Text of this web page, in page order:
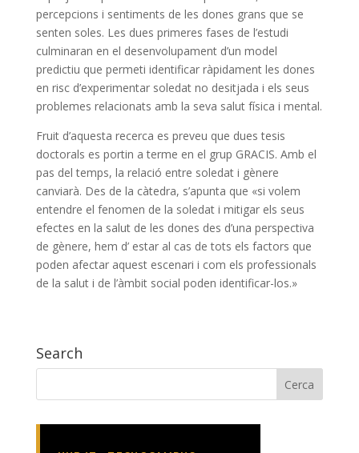
percepcions i sentiments de les dones grans que se
senten soles. Les dues primeres fases de l’estudi
culminaran en el desenvolupament d’un model
predictiu que permeti identificar ràpidament les dones
en risc d’experimentar soledat no desitjada i els seus
problemes relacionats amb la seva salut física i mental.
Fruit d’aquesta recerca es preveu que dues tesis
doctorals es portin a terme en el grup GRACIS. Amb el
pas del temps, la relació entre soledat i gènere
canviarà. Des de la càtedra, s’apunta que «si volem
entendre el fenomen de la soledat i mitigar els seus
efectes en la salut de les dones des d’una perspectiva
de gènere, hem d’ estar al cas de tots els factors que
poden afectar aquest escenari i com els professionals
de la salut i de l’àmbit social poden identificar-los.»
Search